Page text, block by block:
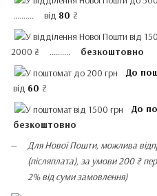
.......... від 80 ₴
2000 ₴ .......... безкоштовно
До
від 60 ₴
До
безкоштовно
Для Нової Пошти, можлива
(післяплата), за умови 200 ₴
2% від суми замовлення)